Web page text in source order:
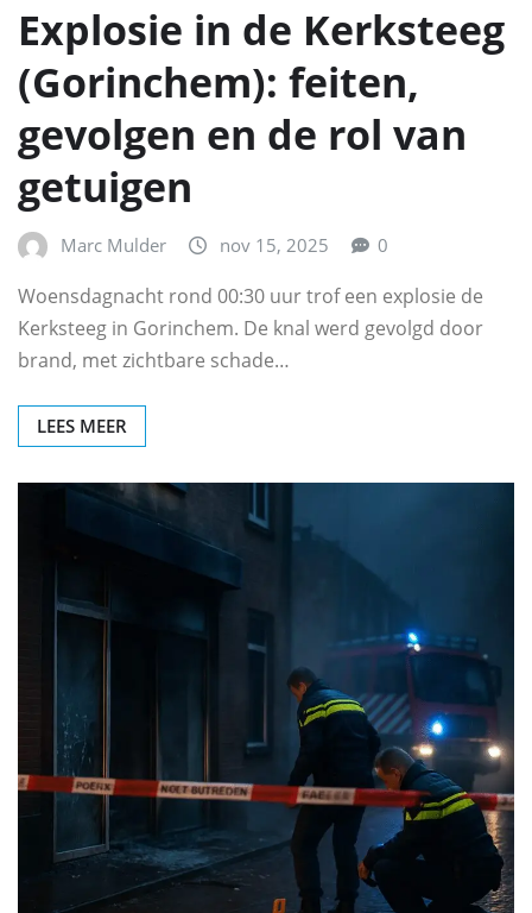
Explosie in de Kerksteeg
(Gorinchem): feiten,
gevolgen en de rol van
getuigen
Marc Mulder nov 15, 2025 0
Woensdagnacht rond 00:30 uur trof een explosie de
Kerksteeg in Gorinchem. De knal werd gevolgd door
brand, met zichtbare schade…
LEES MEER